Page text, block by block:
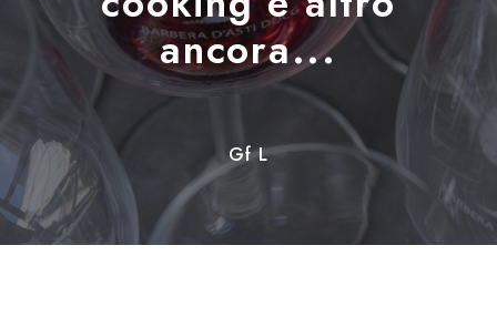
ancora...
Gf L